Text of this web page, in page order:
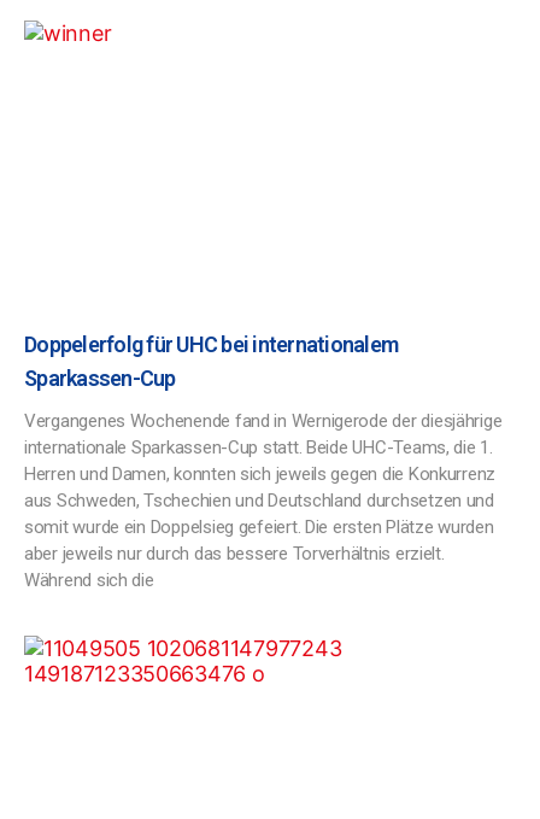
Doppelerfolg für UHC bei internationalem
Sparkassen-Cup
Vergangenes Wochenende fand in Wernigerode der diesjährige
internationale Sparkassen-Cup statt. Beide UHC-Teams, die 1.
Herren und Damen, konnten sich jeweils gegen die Konkurrenz
aus Schweden, Tschechien und Deutschland durchsetzen und
somit wurde ein Doppelsieg gefeiert. Die ersten Plätze wurden
aber jeweils nur durch das bessere Torverhältnis erzielt.
Während sich die